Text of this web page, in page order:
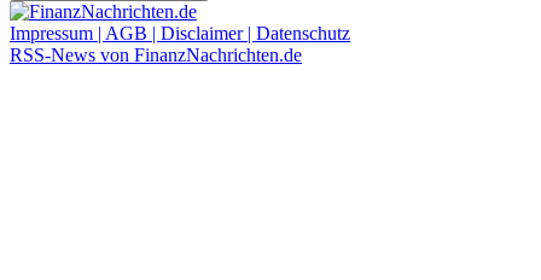
Impressum | AGB | Disclaimer | Datenschutz
RSS-News von FinanzNachrichten.de